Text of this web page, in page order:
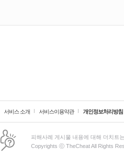
서비스 소개 서비스이용약관 개인정보처리방침
피해사례 게시물 내용에 대해 더치트
Copyrights ⓒ TheCheat All Rights